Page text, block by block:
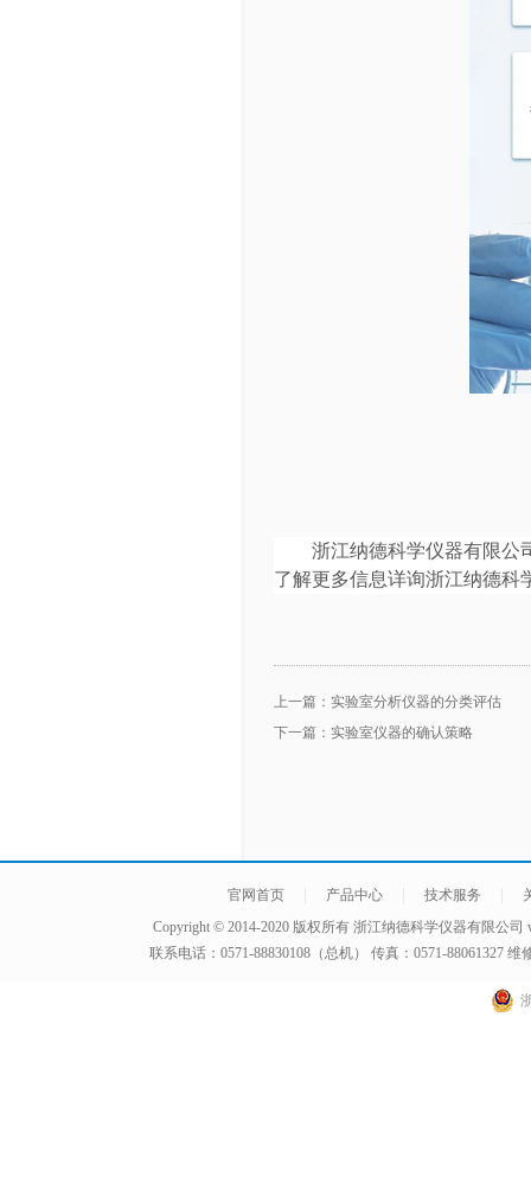
浙江纳德科学仪器有限公司
了解更多信息详询浙江纳德科
上一篇： 实验室分析仪器的分类评估
下一篇： 实验室仪器的确认策略
官网首页 产品中心 技术服务
Copyright © 2014-2020 版权所有 浙江纳德科学仪器有限公司
联系电话：0571-88830108（总机） 传真：0571-88061327